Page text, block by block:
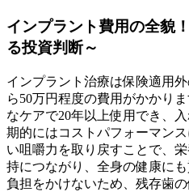
インプラント費用の全貌
る投資判断～
インプラント治療は保険適用
ら50万円程度の費用がかかり
なケアで20年以上使用でき、
期的にはコストパフォーマン
い咀嚼力を取り戻すことで、
持につながり、全身の健康に
負担をかけないため、残存歯